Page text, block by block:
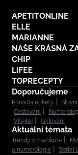
APETITONLINE
ELLE
MARIANNE
NAŠE KRÁSNÁ
CHIP
LIFEE
TOPRECEPTY
Doporučujeme
Pravidla etikety
Cestování
Vítejte!
Grilování
Aktuální témata
Trendy v manikúře
a numerologie
Seriál